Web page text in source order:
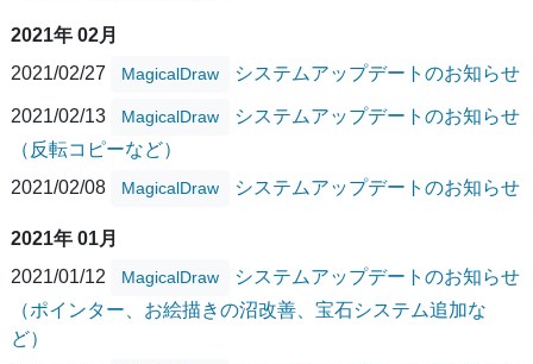
2021年 02月
2021/02/27
MagicalDraw システムアップデートのお知らせ
2021/02/13 MagicalDraw
システムアップデートのお知らせ
（反転コピーなど）
2021/02/08
MagicalDraw システムアップデートのお知らせ
2021年 01月
2021/01/12
MagicalDraw
システムアップデートのお知らせ
（ポインター、お絵描きの沼改善、宝石システム追加な
ど）